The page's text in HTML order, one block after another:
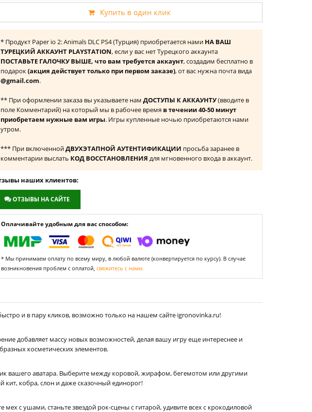
Купить в один клик
* Продукт Paper io 2: Animals DLC PS4 (Турция) приобретается нами НА ВАШ
ТУРЕЦКИЙ АККАУНТ PLAYSTATION, если у вас нет Турецкого аккаунта
ПОСТАВЬТЕ ГАЛОЧКУ ВЫШЕ, что вам требуется аккаунт, создадим бесплатно в
подарок(акция действует только при первом заказе), от вас нужна почта вида
@gmail.com.
** При оформлении заказа вы указываете нам ДОСТУПЫ К АККАУНТУ(вводите в
поле Комментарий) на который мы в рабочее время в течении 40-50 минут
приобретаем нужные вам игры. Игры купленные ночью приобретаются нами
утром.
*** При включеннойДВУХЭТАПНОЙ АУТЕНТИФИКАЦИИ просьба заранее в
комментарии выслать КОД ВОССТАНОВЛЕНИЯ для мгновенного входа в аккаунт.
наших клиентов:
ОТЗЫВЫ НА САЙТЕ
Оплачивайте удобным для вас способом:
* Мы принимаем оплату по всему миру, в любой валюте (конвертируется по курсу). В случае
возникновения проблем с оплатой, свяжитесь с нами.
и в пару кликов, возможно только на нашем сайте igronovinka.ru!
добавляет массу новых возможностей, делая вашу игру еще интереснее и
косметических элементов.
вашего аватара. Выберите между коровой, жирафом, бегемотом или другими
кобра, слон и даже сказочный единорог!
мех с ушами, станьте звездой рок-сцены с гитарой, удивите всех с крокодиловой